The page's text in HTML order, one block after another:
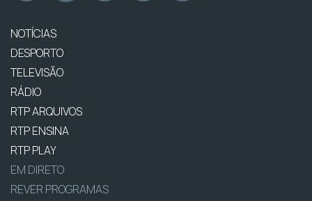
NOTÍCIAS
DESPORTO
TELEVISÃO
RÁDIO
RTP ARQUIVOS
RTP ENSINA
RTP PLAY
EM DIRETO
REVER PROGRAMAS